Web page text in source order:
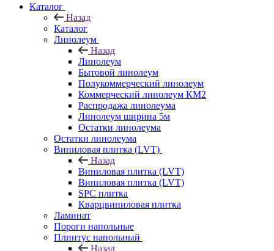
Каталог
Назад
Каталог
Линолеум
Назад
Линолеум
Бытовой линолеум
Полукоммерческий линолеум
Коммерческий линолеум КМ2
Распродажа линолеума
Линолеум ширина 5м
Остатки линолеума
Остатки линолеума
Виниловая плитка (LVT)
Назад
Виниловая плитка (LVT)
Виниловая плитка (LVT)
SPC плитка
Кварцвиниловая плитка
Ламинат
Пороги напольные
Плинтус напольный
Назад